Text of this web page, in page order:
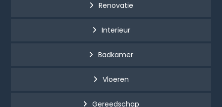
Renovatie
Interieur
Badkamer
Vloeren
Gereedschap